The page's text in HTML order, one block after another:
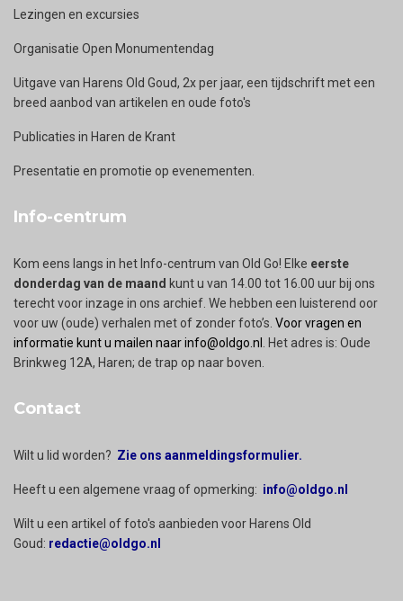
Lezingen en excursies
Organisatie Open Monumentendag
Uitgave van Harens Old Goud, 2x per jaar, een tijdschrift met een
breed aanbod van artikelen en oude foto's
Publicaties in Haren de Krant
Presentatie en promotie op evenementen.
Info-centrum
Kom eens langs in het Info-centrum van Old Go! Elke eerste
donderdag van de maand kunt u van 14.00 tot 16.00 uur bij ons
terecht voor inzage in ons archief. We hebben een luisterend oor
voor uw (oude) verhalen met of zonder foto’s. Voor vragen en
informatie kunt u mailen naar info@oldgo.nl . Het adres is: Oude
Brinkweg 12A, Haren; de trap op naar boven.
Contact
Wilt u lid worden? Zie ons aanmeldingsformulier.
Heeft u een algemene vraag of opmerking: info@oldgo.nl
Wilt u een artikel of foto's aanbieden voor Harens Old
Goud: redactie@oldgo.nl